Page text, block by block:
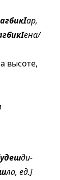
ар,
ена/
высоте,
ди-
ла, ед.]